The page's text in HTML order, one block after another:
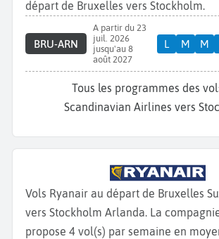
départ de Bruxelles vers Stockholm.
BRU-ARN
A partir du 23
juil. 2026
jusqu'au 8
août 2027
L M M
Tous les programmes des vols SAS
Scandinavian Airlines vers
Vols Ryanair au départ de Bruxelles
vers Stockholm Arlanda. La
propose 4 vol(s) par semaine en